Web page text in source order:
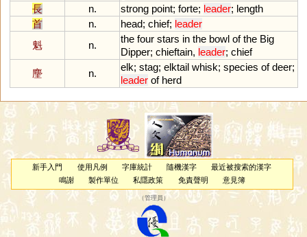
長
n. strong point; forte; leader; length
首
n. head; chief; leader
魁
n.
the four stars in the bowl of the Big
Dipper; chieftain, leader; chief
麈
n.
elk; stag; elktail whisk; species of deer;
leader of herd
新手入門 使用凡例 字庫統計 隨機漢字
最近被搜索的漢字
鳴謝
製作單位 私隱政策 免責聲明 意見簿
（管理員 ）